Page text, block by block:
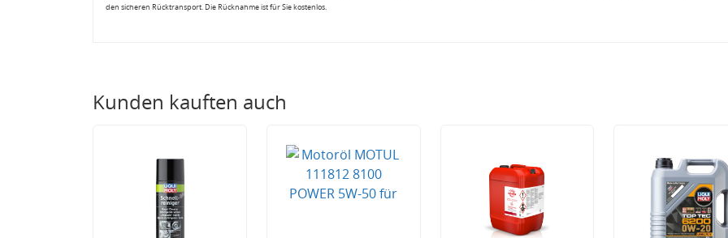
den sicheren Rücktransport. Die Rücknahme ist für Sie kostenlos.
Kunden kauften auch